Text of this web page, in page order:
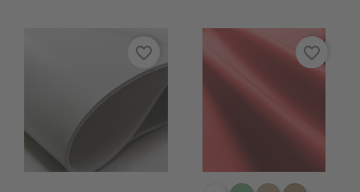
favorite_border favorite_border